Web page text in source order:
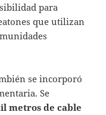
para
que utilizan
se incorporó
Se
metros de cable